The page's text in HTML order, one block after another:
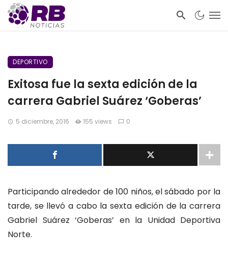
DEPORTIVO
Exitosa fue la sexta edición de la
carrera Gabriel Suárez ‘Goberas’
5 diciembre, 2016 155 views 0
Participando alrededor de 100 niños, el sábado por la
tarde, se llevó a cabo la sexta edición de la carrera
Gabriel Suárez ‘Goberas’ en la Unidad Deportiva
Norte.